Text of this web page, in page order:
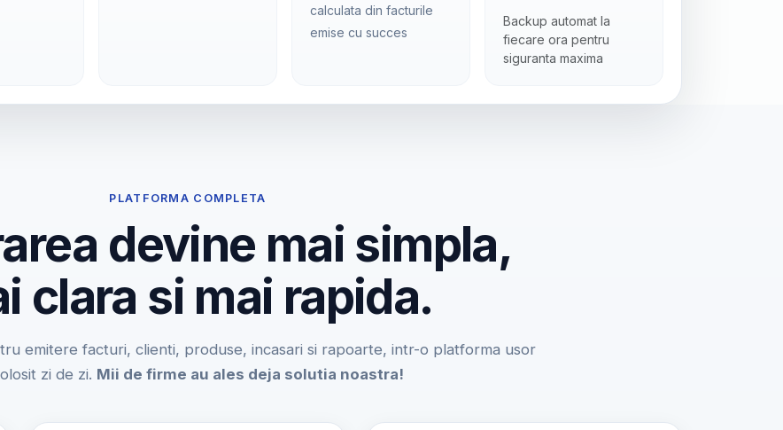
calculata din facturile
emise cu succes
Backup automat la
fiecare ora pentru
siguranta maxima
PLATFORMA COMPLETA
devine mai simpla,
clara si mai rapida.
emitere facturi, clienti, produse, incasari si rapoarte, intr-o platforma usor
zi de zi. Mii de firme au ales deja solutia noastra!